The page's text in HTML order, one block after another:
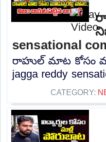
sensational
రాహుల్ మాట కోసం
jagga reddy
CATEGORY: